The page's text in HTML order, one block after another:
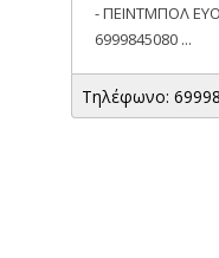
- ΠΕΙΝΤΜΠΟΛ
6999845080 ...
Τηλέφωνο: